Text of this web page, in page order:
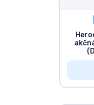
Zoradiť podľa
Zoradiť podľa
Zoradiť podľa